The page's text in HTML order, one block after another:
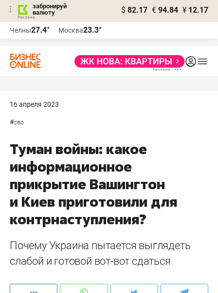
забронируй
валюту
$ 82.17 € 94.84 ¥ 12.17
Челны27.4° Москва23.3°
16 апреля 2023
#сво
Туман войны: какое
информационное
прикрытие Вашингтон
и Киев приготовили для
контрнаступления?
Почему Украина пытается выглядеть
слабой и готовой вот-вот сдаться